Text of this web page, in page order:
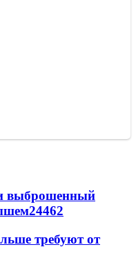
выброшенный
24462
требуют от